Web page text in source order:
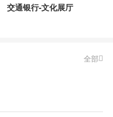
交通银行-文化展厅
全部